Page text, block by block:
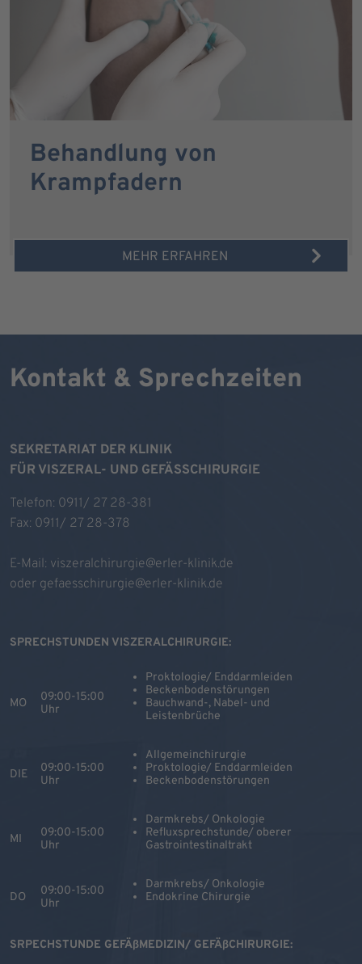
Behandlung von
Krampfadern
MEHR ERFAHREN
Kontakt & Sprechzeiten
SEKRETARIAT DER KLINIK
FÜR VISZERAL- UND GEFÄSSCHIRURGIE
Telefon: 0911/ 27 28-381
Fax: 0911/ 27 28-378
E-Mail: viszeralchirurgie@erler-klinik.de
oder gefaesschirurgie@erler-klinik.de
SPRECHSTUNDEN VISZERALCHIRURGIE:
MO
09:00-15:00
Uhr
Proktologie/ Enddarmleiden
Beckenbodenstörungen
Bauchwand-, Nabel- und
Leistenbrüche
DIE
09:00-15:00
Uhr
Allgemeinchirurgie
Proktologie/ Enddarmleiden
Beckenbodenstörungen
MI
09:00-15:00
Uhr
Darmkrebs/ Onkologie
Refluxsprechstunde/ oberer
Gastrointestinaltrakt
DO
09:00-15:00
Uhr
Darmkrebs/ Onkologie
Endokrine Chirurgie
SRPECHSTUNDE GEFÄßMEDIZIN/ GEFÄßCHIRURGIE: